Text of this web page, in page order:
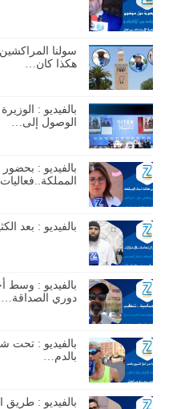
سولنا
هكذا كان…
بالفيديو :
الوصول إلى…
بالفيديو :
بالفيديو : بعد
بالفيديو : وسط
دوري الصداقة…
بالفيديو : تحت
بالدم…
بالفيديو : طريق